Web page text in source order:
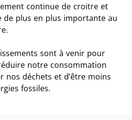
continue de croitre et
de plus en plus importante au
sont à venir pour
notre consommation
nos déchets et d’être moins
fossiles.